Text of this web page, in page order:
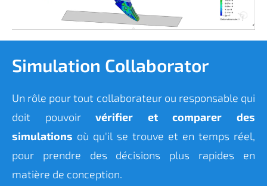
Simulation Collaborator
Un rôle pour tout collaborateur ou responsable qui
doit pouvoirvérifier et comparer des
simulations où qu'il se trouve et en temps réel,
pour prendre des décisions plus rapides en
matière de conception.